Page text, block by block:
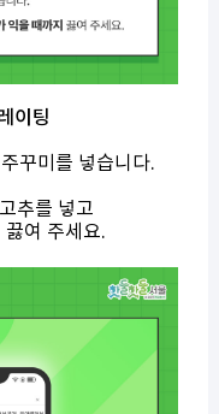
이팅
꾸미를 넣습니다.
추를 넣고
끓여 주세요.